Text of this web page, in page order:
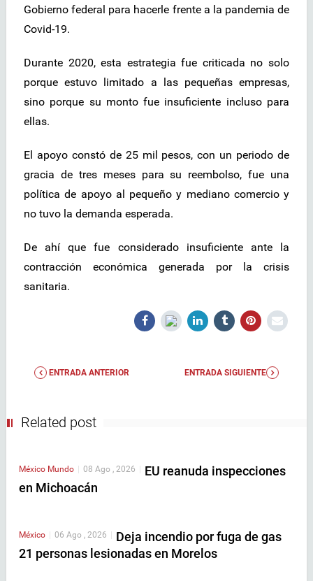
Gobierno federal para hacerle frente a la pandemia de
Covid-19.
Durante 2020, esta estrategia fue criticada no solo
porque estuvo limitado a las pequeñas empresas,
sino porque su monto fue insuficiente incluso para
ellas.
El apoyo constó de 25 mil pesos, con un periodo de
gracia de tres meses para su reembolso, fue una
política de apoyo al pequeño y mediano comercio y
no tuvo la demanda esperada.
De ahí que fue considerado insuficiente ante la
contracción económica generada por la crisis
sanitaria.
ENTRADA ANTERIOR ENTRADA SIGUIENTE
Related post
México Mundo | 08 Ago , 2026 | EU reanuda inspecciones
en Michoacán
México 06 Ago , 2026
Deja incendio por fuga de gas
21 personas lesionadas en Morelos